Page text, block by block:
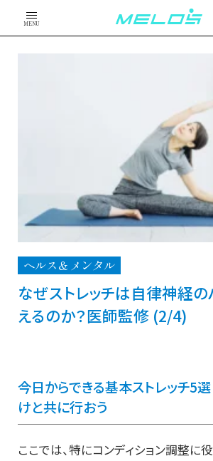
MENU
ヘルス＆メンタル
なぜストレッチは自律神経の
えるのか？医師監修 (2/4)
今日からできる基本ストレッチ5
けと共に行おう
ここでは、特にコンディション調整に